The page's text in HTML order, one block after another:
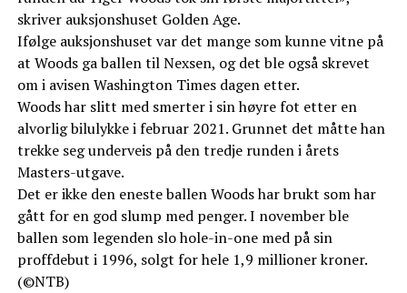
skriver auksjonshuset Golden Age.
Ifølge auksjonshuset var det mange som kunne vitne på
at Woods ga ballen til Nexsen, og det ble også skrevet
om i avisen Washington Times dagen etter.
Woods har slitt med smerter i sin høyre fot etter en
alvorlig bilulykke i februar 2021. Grunnet det måtte han
trekke seg underveis på den tredje runden i årets
Masters-utgave.
Det er ikke den eneste ballen Woods har brukt som har
gått for en god slump med penger. I november ble
ballen som legenden slo hole-in-one med på sin
proffdebut i 1996, solgt for hele 1,9 millioner kroner.
(©NTB)